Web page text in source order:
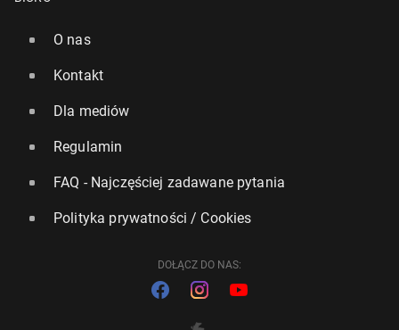
O nas
Kontakt
Dla mediów
Regulamin
FAQ - Najczęściej zadawane pytania
Polityka prywatności / Cookies
DOŁĄCZ DO NAS: